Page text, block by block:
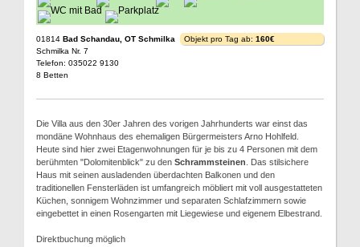
01814 Bad Schandau, OT Schmilka
Schmilka Nr. 7
Telefon: 035022 9130
8 Betten
Objekt pro Tag ab: 160€
Die Villa aus den 30er Jahren des vorigen Jahrhunderts war einst das
mondäne Wohnhaus des ehemaligen Bürgermeisters Arno Hohlfeld.
Heute sind hier zwei Etagenwohnungen für je bis zu 4 Personen mit dem
berühmten "Dolomitenblick" zu den Schrammsteinen . Das stilsichere
Haus mit seinen ausladenden überdachten Balkonen und den
traditionellen Fensterläden ist umfangreich möbliert mit voll ausgestatteten
Küchen, sonnigem Wohnzimmer und separaten Schlafzimmern sowie
eingebettet in einen Rosengarten mit Liegewiese und eigenem Elbestrand.
Direktbuchung möglich